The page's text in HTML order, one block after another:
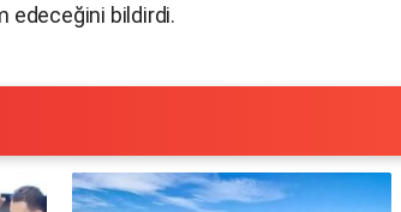
edeceğini bildirdi.